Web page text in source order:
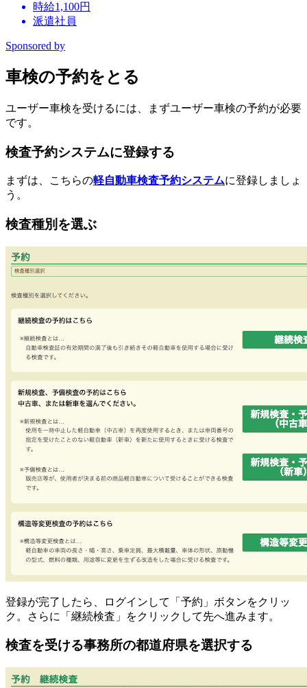
時給1,100円
派遣社員
Sponsored by
車検の予約をとる
ユーザー車検を受けるには、まずユーザー車検の予約が必要
です。
検査予約システムに登録する
まずは、こちらの軽自動車検査予約システムに登録しましょ
う。
検査種別を選ぶ
登録が完了したら、ログインして「予約」ボタンをクリッ
ク。さらに「継続検査」をクリックして先へ進みます。
検査を受ける事務所の都道府県を選択する